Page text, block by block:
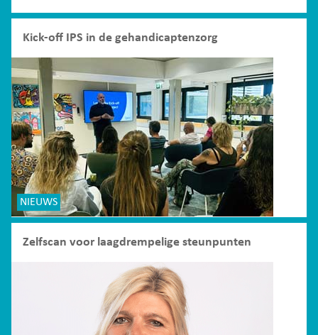
Kick-off IPS in de gehandicaptenzorg
NIEUWS
Zelfscan voor laagdrempelige steunpunten